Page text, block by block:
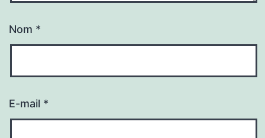
Nom *
E-mail *